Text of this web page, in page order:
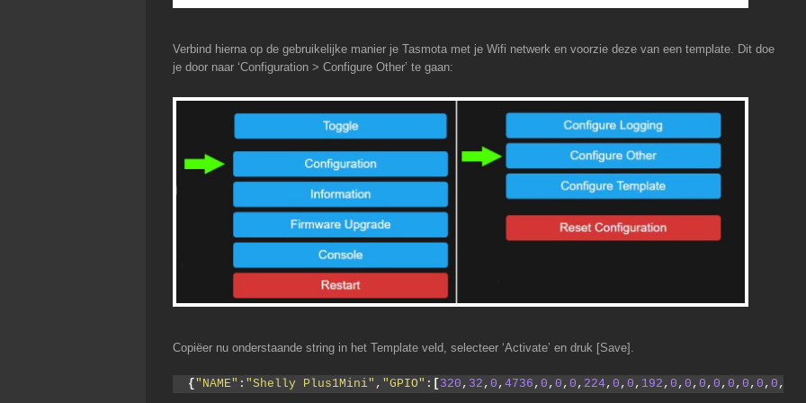
Verbind hierna op de gebruikelijke manier je Tasmota met je Wifi netwerk en voorzie deze van een template. Dit doe
je door naar ‘Configuration > Configure Other’ te gaan:
Copiëer nu onderstaande string in het Template veld, selecteer ‘Activate’ en druk [Save].
{ "NAME" : "Shelly Plus1Mini" , "GPIO" : [ 320 , 32 , 0 , 4736 , 0 , 0 , 0 , 224, 0 , 0 , 192 , 0 , 0 , 0 , 0 , 0 , 0 , 0 , 0 ,